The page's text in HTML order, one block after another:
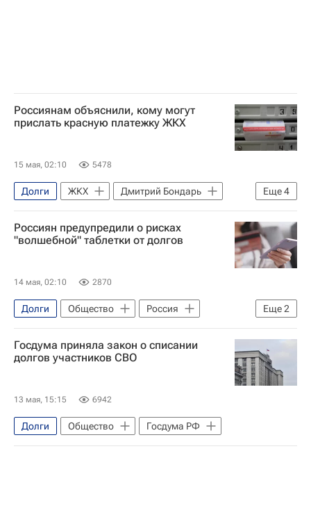
Россиянам объяснили, кому могут
прислать красную платежку ЖКХ
15 мая, 02:10 5478
Еще4
Долги ЖКХ
Дмитрий Бондарь
Россия
Недвижимость
Деньги
Общество
Россиян предупредили о рисках
"волшебной" таблетки от долгов
14 мая, 02:10 2870
Еще2
Долги Общество
Россия
Мошенничество
Рубен Маркарьян
Госдума приняла закон о списании
долгов участников СВО
13 мая, 15:15 6942
Долги Общество Госдума РФ